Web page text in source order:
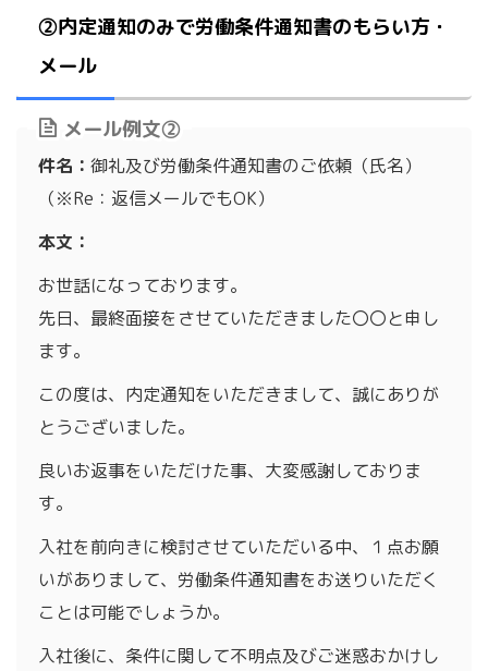
②内定通知のみで労働条件通知書のもらい方・
メール
メール例文②
件名： 御礼及び労働条件通知書のご依頼（氏名）
（※Re：返信メールでもOK）
本文：
お世話になっております。
先日、最終面接をさせていただきました〇〇と申し
ます。
この度は、内定通知をいただきまして、誠にありが
とうございました。
良いお返事をいただけた事、大変感謝しておりま
す。
入社を前向きに検討させていただいる中、１点お願
いがありまして、労働条件通知書をお送りいただく
ことは可能でしょうか。
入社後に、条件に関して不明点及びご迷惑おかけし